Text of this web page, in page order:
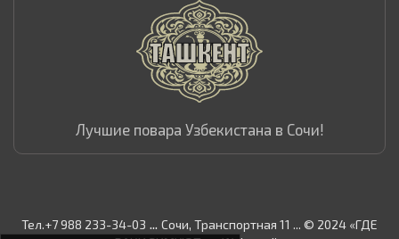
Лучшие повара Узбекистана в Сочи!
Тел.+7 988 233-34-03 ... Сочи, Транспортная 11 ... © 2024 «ГДЕ